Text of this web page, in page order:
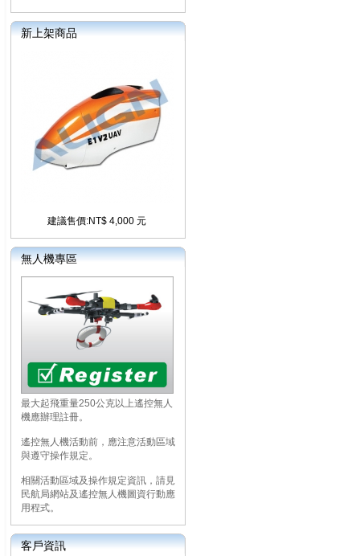
新上架商品
建議售價:NT$ 4,000 元
無人機專區
最大起飛重量250公克以上遙控無人
機應辦理註冊。
遙控無人機活動前，應注意活動區域
與遵守操作規定。
相關活動區域及操作規定資訊，請見
民航局網站及遙控無人機圖資行動應
用程式。
客戶資訊